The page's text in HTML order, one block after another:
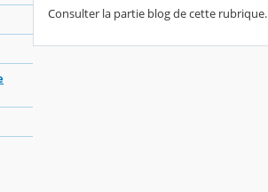
Consulter la partie blog de cette rubrique.